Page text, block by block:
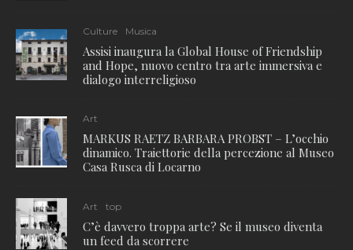
Culture Musica
Assisi inaugura la Global House of Friendship
and Hope, nuovo centro tra arte immersiva e
dialogo interreligioso
Art
MARKUS RAETZ BARBARA PROBST – L’occhio
dinamico. Traiettorie della percezione al Museo
Casa Rusca di Locarno
Art top
C’è davvero troppa arte? Se il museo diventa
un feed da scorrere